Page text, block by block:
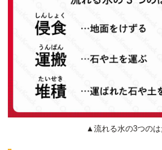
▲流れる水の3つのは